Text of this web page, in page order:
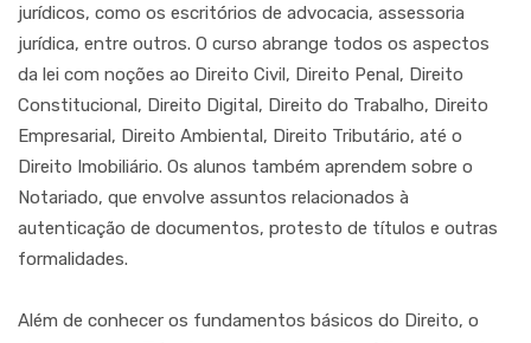
jurídicos, como os escritórios de advocacia, assessoria
jurídica, entre outros. O curso abrange todos os aspectos
da lei com noções ao Direito Civil, Direito Penal, Direito
Constitucional, Direito Digital, Direito do Trabalho, Direito
Empresarial, Direito Ambiental, Direito Tributário, até o
Direito Imobiliário. Os alunos também aprendem sobre o
Notariado, que envolve assuntos relacionados à
autenticação de documentos, protesto de títulos e outras
formalidades.
Além de conhecer os fundamentos básicos do Direito, o